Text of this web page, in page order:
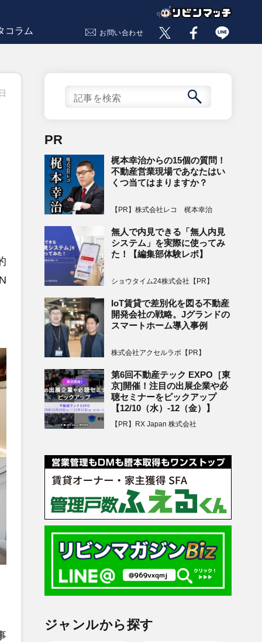
コラム お問い合わせ
PR
梶本幸治からの15個の質問！
不動産営業現場であなたはい
くつ当てはまりますか？
【PR】株式会社レコ 梶本幸治
無人で内見できる「無人内見
システム」を実際に使ってみ
た！【編集部体験レポ】
ショウタイム24株式会社【PR】
IoT賃貸で差別化を図る不動産
開発会社の戦略。Jグランドの
スマートホーム導入事例
株式会社アクセルラボ【PR】
第6回不動産テック EXPO［東
京]開催！注目の出展企業や必
聴セミナーをピックアップ
【12/10（水）-12（金）】
【PR】RX Japan 株式会社
ジャンルから探す